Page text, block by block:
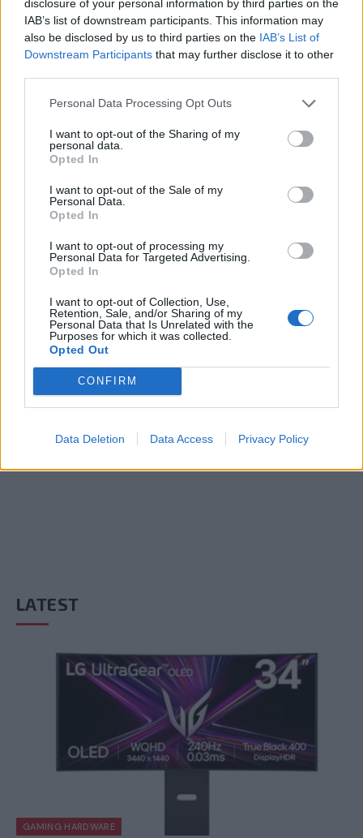
disclosure of your personal information by third parties on the
IAB’s list of downstream participants. This information may
also be disclosed by us to third parties on the IAB’s List of
Downstream Participants that may further disclose it to other
Personal Data Processing Opt Outs
I want to opt-out of the Sharing of my
personal data.
Opted In
I want to opt-out of the Sale of my
Personal Data.
Opted In
I want to opt-out of processing my
Personal Data for Targeted Advertising.
Opted In
I want to opt-out of Collection, Use,
Retention, Sale, and/or Sharing of my
Personal Data that Is Unrelated with the
Purposes for which it was collected.
Opted Out
CONFIRM
Data Deletion Data Access Privacy Policy
Ο Geralt επιστρέφει! Πρώτη παρουσίαση του
νέου expansion του The Witcher 3 στη
15ο eCommerce & Digital Marketing World
2026: «The Growth Playbook!» με 2+1
συνέδρια στις 4 Νοεμβρίου!
ADD A COMMENT
LATEST
GAMING HARDWARE